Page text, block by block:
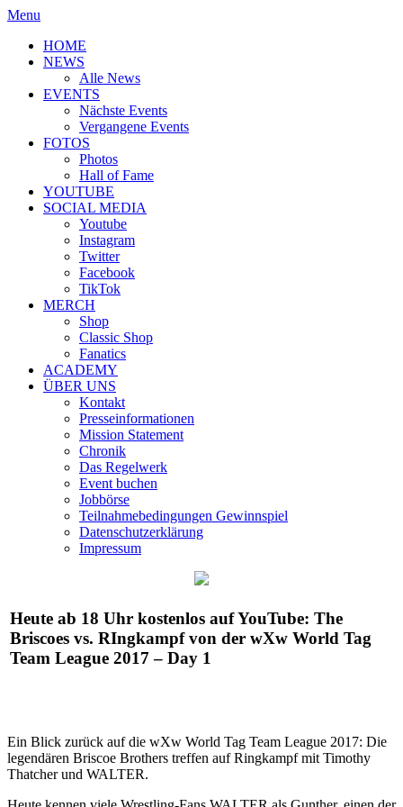
Menu
HOME
NEWS
Alle News
EVENTS
Nächste Events
Vergangene Events
FOTOS
Photos
Hall of Fame
YOUTUBE
SOCIAL MEDIA
Youtube
Instagram
Twitter
Facebook
TikTok
MERCH
Shop
Classic Shop
Fanatics
ACADEMY
ÜBER UNS
Kontakt
Presseinformationen
Mission Statement
Chronik
Das Regelwerk
Event buchen
Jobbörse
Teilnahmebedingungen Gewinnspiel
Datenschutzerklärung
Impressum
Heute ab 18 Uhr kostenlos auf YouTube: The
Briscoes vs. RIngkampf von der wXw World Tag
Team League 2017 – Day 1
Ein Blick zurück auf die wXw World Tag Team League 2017: Die
legendären Briscoe Brothers treffen auf Ringkampf mit Timothy
Thatcher und WALTER.